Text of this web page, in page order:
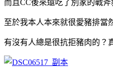
而且CC後來還吃了別家的戰
至於我本人本來就很愛豬排當
有沒有人總是很抗拒豬肉的？